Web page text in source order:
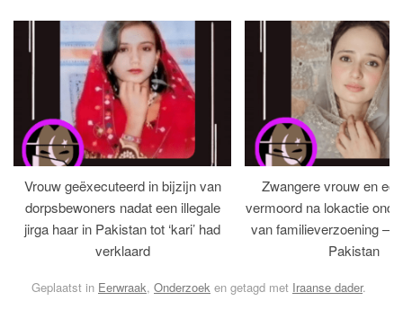
Vrouw geëxecuteerd in bijzijn van
dorpsbewoners nadat een illegale
jirga haar in Pakistan tot ‘kari’ had
verklaard
Zwangere vrouw en
vermoord na lokactie
van familieverzoening –
Pakistan
Geplaatst in Eerwraak, Onderzoek en getagd met Iraanse dader.